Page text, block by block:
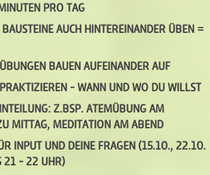
PRO TAG
AUCH HINTEREINANDER ÜBEN =
BAUEN AUFEINANDER AUF
- WANN UND WO DU WILLST
Z.BSP. ATEMÜBUNG AM
MITTAG, MEDITATION AM ABEND
INPUT UND DEINE FRAGEN (15.10., 22.10.
21 - 22 UHR)